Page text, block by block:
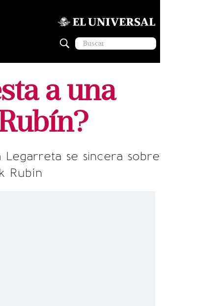
a una
se sincera sobre
Rubín